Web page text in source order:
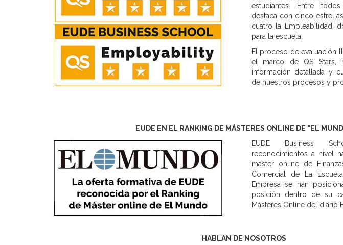
estudiantes. Entre
destaca con cinco
cuatro la Empleabilidad,
para la escuela.
El proceso de evaluación
el marco de QS Stars,
información detallada y
de nuestros procesos y
EUDE EN EL RANKING DE MÁSTERES ONLINE DE "EL
EUDE Business
reconocimientos a nivel
máster online de
Comercial de La
Empresa se han
posición dentro de su
Másteres Online del diario
HABLAN DE NOSOTROS